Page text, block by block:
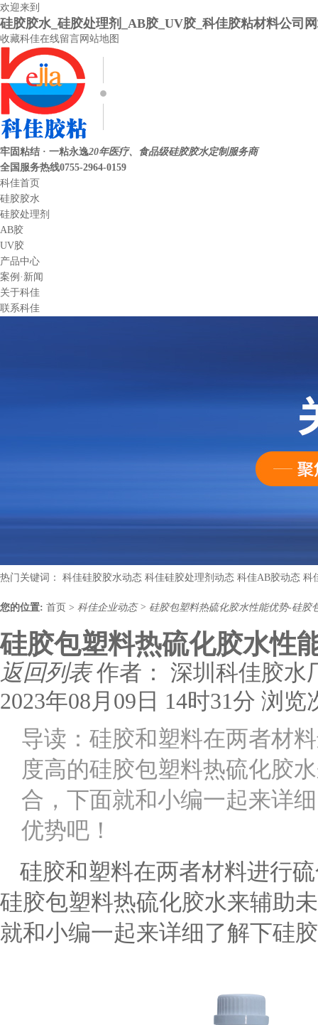
欢迎来到
硅胶胶水_硅胶处理剂_AB胶_UV胶_科佳胶粘材料公司
收藏科佳在线留言网站地图
牢固粘结 · 一粘永逸20年医疗、食品级硅胶胶水定制服务商
全国服务热线0755-2964-0159
科佳首页
硅胶胶水
硅胶处理剂
AB胶
UV胶
产品中心
案例·新闻
关于科佳
联系科佳
热门关键词： 科佳硅胶胶水动态 科佳硅胶处理剂动态 科佳AB胶动态 科
您的位置: 首页 > 科佳企业动态 > 硅胶包塑料热硫化胶水性能优势-硅胶
硅胶包塑料热硫化胶水性
返回列表作者： 深圳科佳胶水
2023年08月09日 14时31分 浏览
导读：硅胶和塑料在两者材
度高的硅胶包塑料热硫化胶
合，下面就和小编一起来详
优势吧！
硅胶和塑料在两者材料进行
硅胶包塑料热硫化胶水来辅助
就和小编一起来详细了解下硅